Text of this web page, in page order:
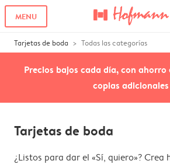
MENU
Tarjetas de boda Todas las categorías
Precios bajos cada día, con
copias adicionales
Tarjetas de boda
¿Listos para dar el «Sí, quiero»? Crea